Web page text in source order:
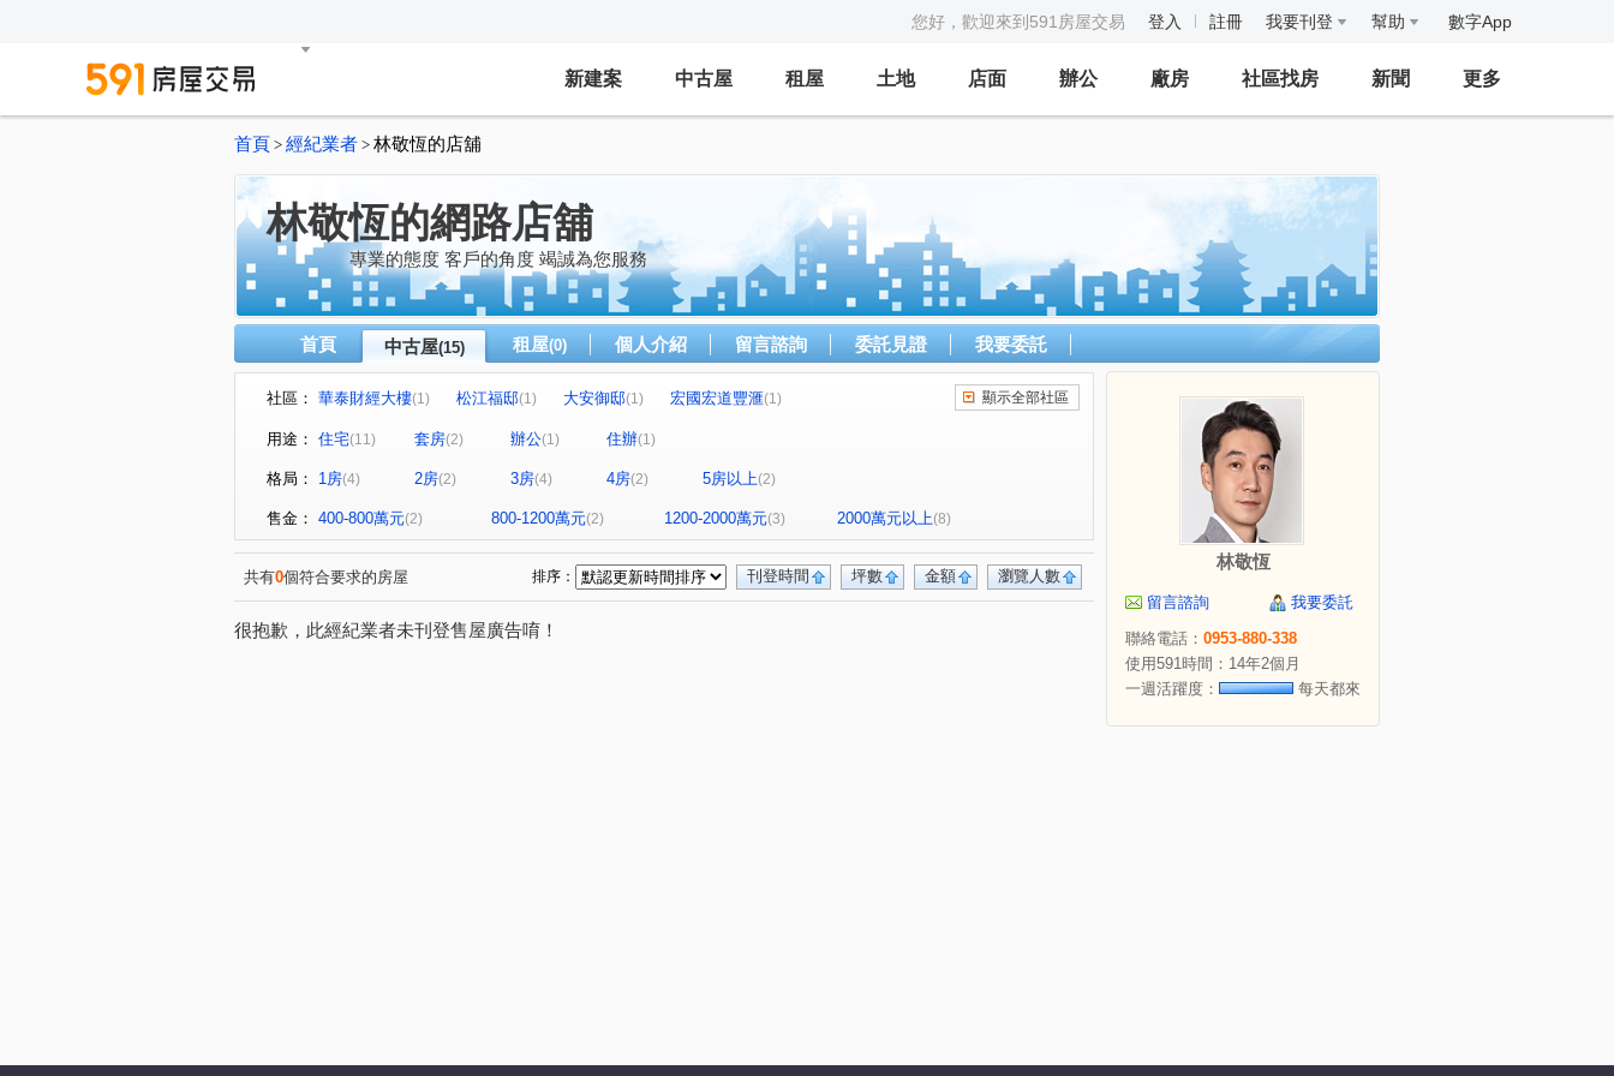
您好，歡迎來到591房屋交易 登入 註冊 我要刊登 幫助 數字App
新建案 中古屋 租屋 土地 店面 辦公 廠房 社區找房 新聞 更多
首頁 > 經紀業者 > 林敬恆的店舖
林敬恆的網路店舖
專業的態度 客戶的角度 竭誠為您服務
首頁 中古屋(15) 租屋(0) 個人介紹 留言諮詢 委託見證 我要委託
社區： 華泰財經大樓(1) 松江福邸(1) 大安御邸(1) 宏國宏道豐滙(1)
I-MORE新生代 (1) 林森觀光大廈 首善鑽石大廈
民權東路二段 (1) (1) 中環路二段(1) 林森北路(1)
安民街(1) 基隆路二段 (1) 行善路(1) 吉林路 (1) 伊通街(1) 格致路(1)
中和街(2) 仁愛街(1)
顯示全部社區
用途： 住宅(11) 套房(2) 辦公(1) 住辦(1)
格局： 1房(4) 2房(2) 3房(4) 4房(2) 5房以上(2)
售金： 400-800萬元(2) 800-1200萬元(2) 1200-2000萬元(3) 2000萬元以上(8)
共有0個符合要求的房屋 瀏覽人數
金額
坪數
刊登時間
排序：
很抱歉，此經紀業者未刊登售屋廣告唷！
林敬恆
留言諮詢
我要委託
聯絡電話： 0953-880-338
使用591時間：14年2個月
一週活躍度：
每天都來